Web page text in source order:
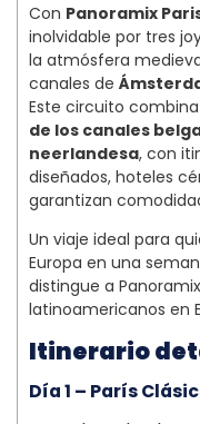
Con Panoramix
inolvidable por tres
la atmósfera
canales de
Este circuito
de los canales
neerlandesa, con
diseñados, hoteles
garantizan
Un viaje ideal para
Europa en una
distingue a
latinoamericanos en
Itinerario
Día 1 – París